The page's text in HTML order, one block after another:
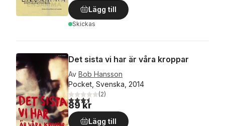
Lägg till
Skickas
Det sista vi har är våra kroppar
Av Bob Hansson
Pocket, Svenska, 2014
3,5utav 5 stjärnor. Totalt antal röster:
(2)
89 kr
Lägg till